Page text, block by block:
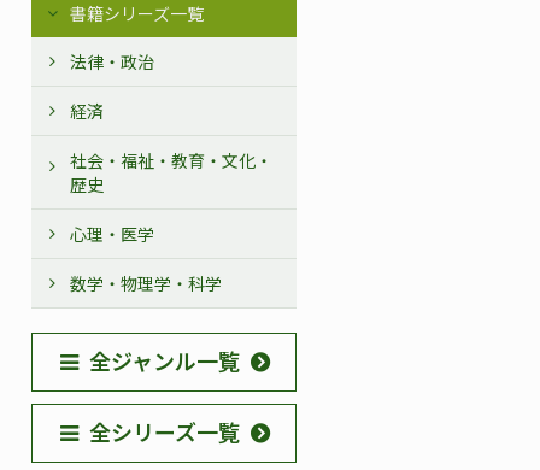
書籍シリーズ一覧
法律・政治
経済
社会・福祉・教育・文化・
歴史
心理・医学
数学・物理学・科学
全ジャンル一覧
全シリーズ一覧